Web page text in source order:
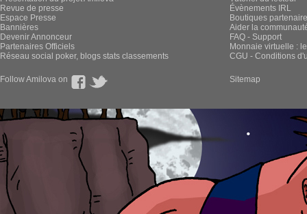
Revue de presse
Espace Presse
Bannières
Devenir Annonceur
Partenaires Officiels
Réseau social poker, blogs stats classements
Évènements IRL
Boutiques
Aider la
FAQ - Support
Monnaie virtuelle :
CGU - Conditions
Follow Amilova on Sitemap